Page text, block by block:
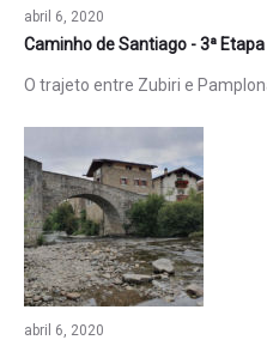
abril 6, 2020
Caminho de Santiago - 3ª
O trajeto entre Zubiri e
abril 6, 2020